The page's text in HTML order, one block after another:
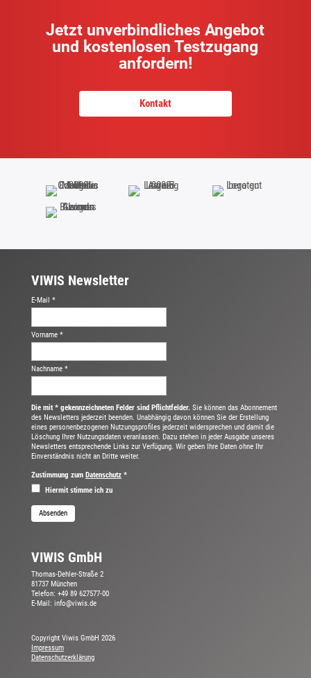
Jetzt unverbindliches Angebot
und kostenlosen Testzugang
anfordern!
Kontakt
VIWIS GmbH
Thomas-Dehler-Straße 2
81737 München
Telefon: +49 89 627577-00
E-Mail: info@viwis.de
Copyright Viwis GmbH 2026
Impressum
Datenschutzerklärung
VIWIS Newsletter
E-Mail *
Vorname *
Nachname *
Die mit * gekennzeichneten Felder sind Pflichtfelder.Sie können das Abonnement
des Newsletters jederzeit beenden. Unabhängig davon können Sie der Erstellung
eines personenbezogenen Nutzungsprofiles jederzeit widersprechen und damit die
Löschung Ihrer Nutzungsdaten veranlassen. Dazu stehen in jeder Ausgabe unseres
Newsletters entsprechende Links zur Verfügung. Wir geben Ihre Daten ohne Ihr
Einverständnis nicht an Dritte weiter.
Zustimmung zum Datenschutz*
Hiermit stimme ich zu
Absenden